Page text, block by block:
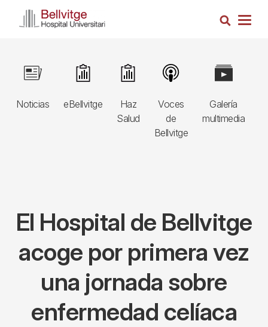
Busca
Navegació
principal
3r
Noticias
Image
eBellvitge
Image
Haz
Salud
Image
Voces
de
Bellvitge
Image
Galería
multimedia
Image
El Hospital de Bellvitge
acoge por primera vez
una jornada sobre
enfermedad celíaca